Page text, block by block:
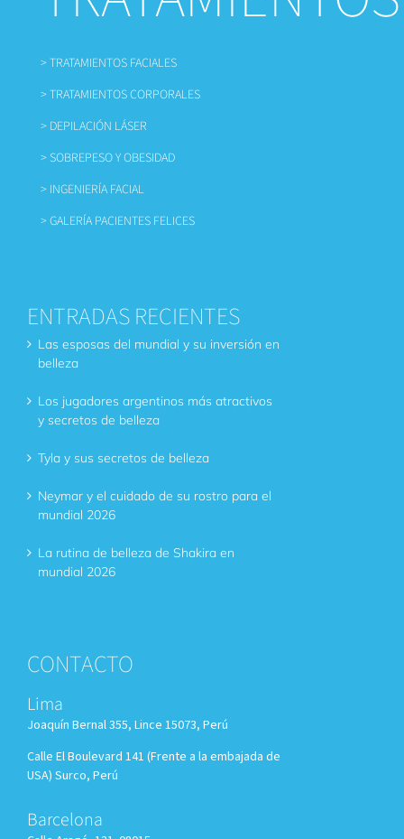
CONTACTO
Lima
Joaquín Bernal 355, Lince 15073, Perú
Calle El Boulevard 141 (Frente a la embajada de
USA) Surco, Perú
Barcelona
ENTRADAS RECIENTES
Las esposas del mundial y su inversión en
belleza
Los jugadores argentinos más atractivos
y secretos de belleza
Tyla y sus secretos de belleza
Neymar y el cuidado de su rostro para el
mundial 2026
La rutina de belleza de Shakira en
mundial 2026
> TRATAMIENTOS FACIALES
> TRATAMIENTOS CORPORALES
> DEPILACIÓN LÁSER
> SOBREPESO Y OBESIDAD
> INGENIERÍA FACIAL
> GALERÍA PACIENTES FELICES